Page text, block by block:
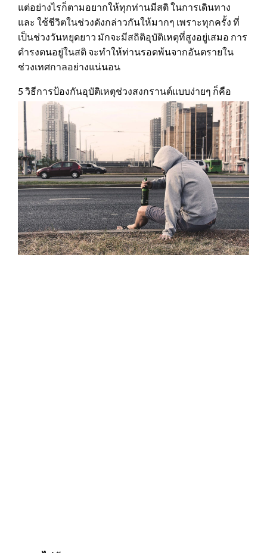
แต่อย่างไรก็ตามอยากให้ทุกท่านมีสติ ในการเดินทาง
และ ใช้ชีวิตในช่วงดังกล่าวกันให้มากๆ เพราะทุกครั้ง ที่
เป็นช่วงวันหยุดยาว มักจะมีสถิติอุบัติเหตุที่สูงอยู่เสมอ การ
ดำรงตนอยู่ในสติ จะทำให้ท่านรอดพ้นจากอันตรายใน
ช่วงเทศกาลอย่างแน่นอน
5 วิธีการป้องกันอุบัติเหตุช่วงสงกรานต์แบบง่ายๆ ก็คือ